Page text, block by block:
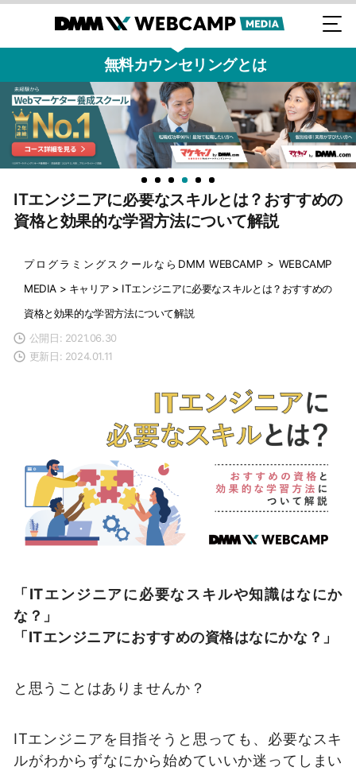
無料カウンセリングとは
ITエンジニアに必要なスキルとは？おすすめの
資格と効果的な学習方法について解説
プログラミングスクールならDMM WEBCAMP > WEBCAMP
MEDIA > キャリア > ITエンジニアに必要なスキルとは？おすすめの
資格と効果的な学習方法について解説
公開日: 2021.06.30
更新日: 2024.01.11
「ITエンジニアに必要なスキルや知識はなにか
な？」
「ITエンジニアにおすすめの資格はなにかな？」
と思うことはありませんか？
ITエンジニアを目指そうと思っても、必要なスキ
ルがわからずなにから始めていいか迷ってしまい